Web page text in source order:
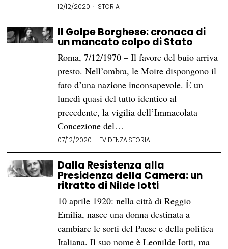
12/12/2020 STORIA
Il Golpe Borghese: cronaca di
un mancato colpo di Stato
Roma, 7/12/1970 – Il favore del buio arriva
presto. Nell’ombra, le Moire dispongono il
fato d’una nazione inconsapevole. È un
lunedì quasi del tutto identico al
precedente, la vigilia dell’Immacolata
Concezione del…
07/12/2020 EVIDENZA·STORIA
Dalla Resistenza alla
Presidenza della Camera: un
ritratto di Nilde Iotti
10 aprile 1920: nella città di Reggio
Emilia, nasce una donna destinata a
cambiare le sorti del Paese e della politica
Italiana. Il suo nome è Leonilde Iotti, ma